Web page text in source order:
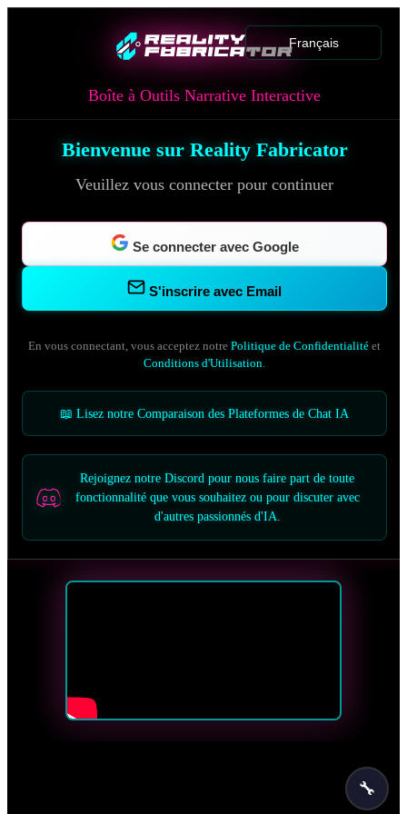
Français
Boîte à Outils Narrative Interactive
Bienvenue sur Reality Fabricator
Veuillez vous connecter pour continuer
Se connecter avec Google
S'inscrire avec Email
En vous connectant, vous acceptez notre Politique de Confidentialité et
Conditions d'Utilisation.
📖 Lisez notre Comparaison des Plateformes de Chat IA
Rejoignez notre Discord pour nous faire part de toute
fonctionnalité que vous souhaitez ou pour discuter avec
d'autres passionnés d'IA.
🔧